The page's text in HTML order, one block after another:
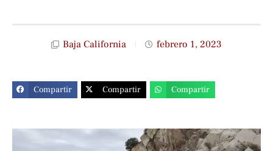
Baja California febrero 1, 2023
Compartir Compartir Compartir